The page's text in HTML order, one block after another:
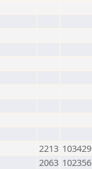
2213 103429
2063 102356